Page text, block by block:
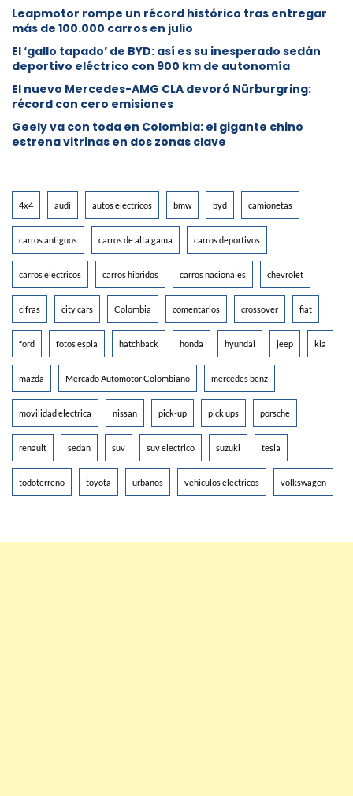
Leapmotor rompe un récord histórico tras entregar
más de 100.000 carros en julio
El ‘gallo tapado’ de BYD: así es su inesperado sedán
deportivo eléctrico con 900 km de autonomía
El nuevo Mercedes-AMG CLA devoró Nürburgring:
récord con cero emisiones
Geely va con toda en Colombia: el gigante chino
estrena vitrinas en dos zonas clave
4x4 audi autos electricos bmw byd camionetas
carros antiguos carros de alta gama carros deportivos
carros electricos carros hibridos carros nacionales chevrolet
cifras city cars Colombia comentarios crossover fiat
ford fotos espia hatchback honda hyundai jeep kia
mazda Mercado Automotor Colombiano mercedes benz
movilidad electrica nissan pick-up pick ups porsche
renault sedan suv suv electrico suzuki tesla
todoterreno toyota urbanos vehiculos electricos volkswagen